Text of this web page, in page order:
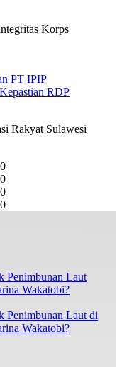
Korps
PT IPIP
RDP
Rakyat Sulawesi
Penimbunan Laut di
Wakatobi?